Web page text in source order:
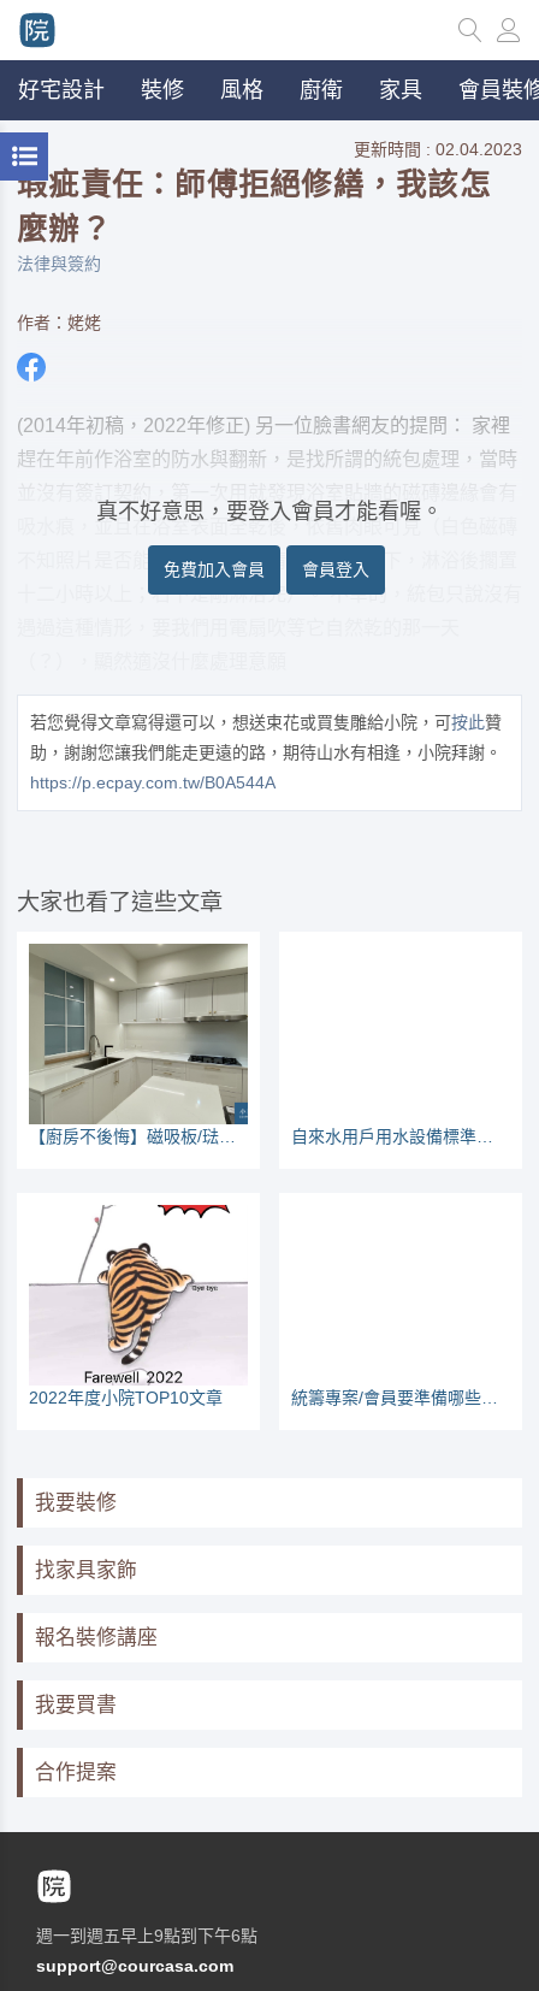
好宅設計 裝修 風格 廚衛 家具 會員裝
更新時間 : 02.04.2023
瑕疵責任：師傅拒絕修繕，我該怎
麼辦？
法律與簽約
作者：姥姥
(2014年初稿，2022年修正) 另一位臉書網友的提問： 家裡
趕在年前作浴室的防水與翻新，是找所謂的統包處理，當時
吸水痕，並且在浴室表面全乾後，依舊肉眼可見（白色磁磚
不知照片是否能表現…左三是晴天開窗狀態下，淋浴後擱置
十二小時以上；右下是剛淋浴完）。 不幸的，統包只說沒有
真不好意思，要登入會員才能看喔。
免費加入會員 會員登入
若您覺得文章寫得還可以，想送束花或買隻雕給小院，可按此贊
助，謝謝您讓我們能走更遠的路，期待山水有相逢，小院拜謝。
https://p.ecpay.com.tw/B0A544A
大家也看了這些文章
2022年度小院TOP10文章
我要裝修
找家具家飾
報名裝修講座
我要買書
合作提案
週一到週五早上9點到下午6點
support@courcasa.com